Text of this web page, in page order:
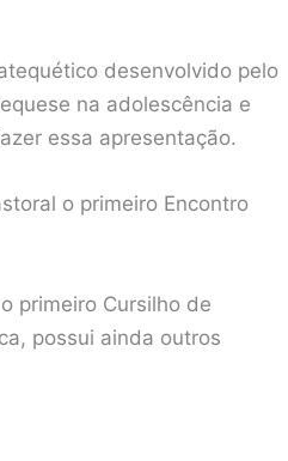
desenvolvido pelo
na adolescência e
essa apresentação.
o primeiro Encontro
primeiro Cursilho de
possui ainda outros